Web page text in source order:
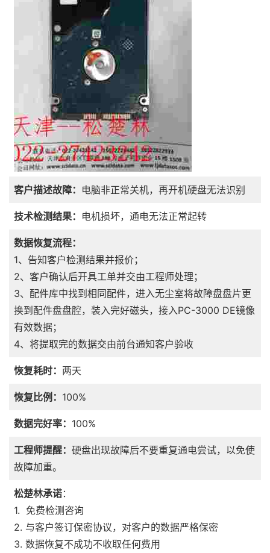
客户描述故障： 电脑非正常关机，再开机硬盘无法识别
技术检测结果： 电机损坏，通电无法正常起转
数据恢复流程：
1、告知客户检测结果并报价；
2、客户确认后开具工单并交由工程师处理；
3、配件库中找到相同配件，进入无尘室将故障盘盘片更
换到配件盘盘腔，装入完好磁头，接入PC-3000 DE镜像
有效数据；
4、将提取完的数据交由前台通知客户验收
恢复耗时： 两天
恢复比例： 100%
数据完好率： 100%
工程师提醒： 硬盘出现故障后不要重复通电尝试，以免使
故障加重。
松楚林承诺：
1. 免费检测咨询
2. 与客户签订保密协议，对客户的数据严格保密
3. 数据恢复不成功不收取任何费用